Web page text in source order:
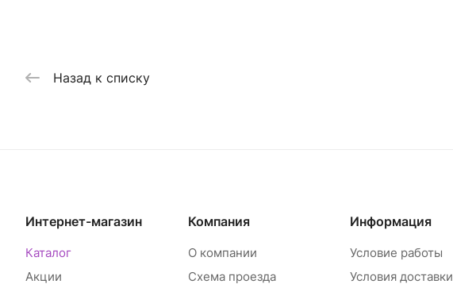
Назад к списку
Интернет-магазин
Каталог
Акции
Компания
О компании
Схема проезда
Информация
Условие работы
Условия доставки